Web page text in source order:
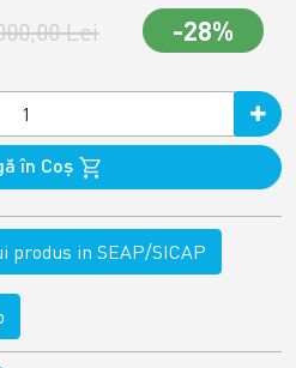
Lei -28%
în Coş
produs in SEAP/SICAP